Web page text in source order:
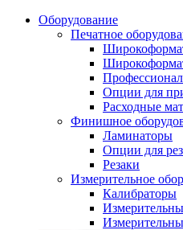
Оборудование
Печатное
Опции для
Расходные
Финишное
Ламинаторы
Опции для
Резаки
Измерительное
Калибраторы